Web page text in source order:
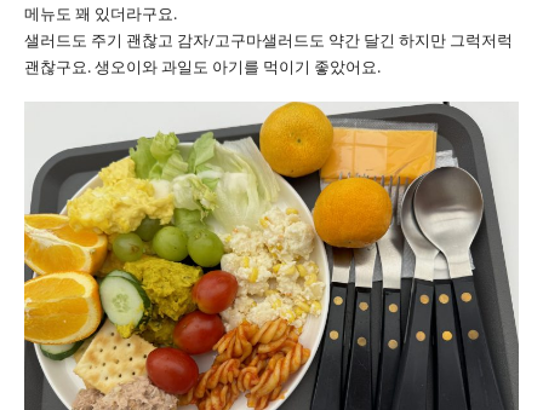
메뉴도 꽤 있더라구요.
샐러드도 주기 괜찮고 감자/고구마샐러드도 약간 달긴 하지만 그럭저럭
괜찮구요. 생오이와 과일도 아기를 먹이기 좋았어요.